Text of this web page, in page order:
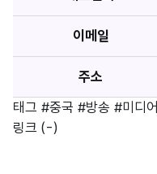
이메일
주소
태그 #중국 #방송 #미디어
링크 (-)